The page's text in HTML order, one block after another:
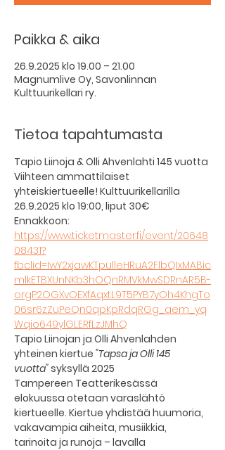
Paikka & aika
26.9.2025 klo 19.00 – 21.00
Magnumlive Oy, Savonlinnan
Kulttuurikellari ry.
Tietoa tapahtumasta
Tapio Liinoja & Olli Ahvenlahti 145 vuotta
Viihteen ammattilaiset
yhteiskiertueelle! Kulttuurikellarilla
26.9.2025 klo 19:00, liput 30€
Ennakkoon:
https://www.ticketmaster.fi/event/20648
08431?
fbclid=IwY2xjawKTpulleHRuA2FlbQIxMABic
mlkETBXUnNKb3hOQnRMVkMwSDRnAR5B-
orgP2OGXvOEXfAqxtL9T5PYB7yOh4KhgTo
06sr6zZuPeQn0qpKpRdqRGg_aem_yq
Wqio649ylGLERfLzJMhQ
Tapio Liinojan ja Olli Ahvenlahden
yhteinen kiertue "Tapsa ja Olli 145
vuotta" syksyllä 2025
Tampereen Teatterikesässä
elokuussa otetaan varaslähtö
kiertueelle. Kiertue yhdistää huumoria,
vakavampia aiheita, musiikkia,
tarinoita ja runoja – lavalla